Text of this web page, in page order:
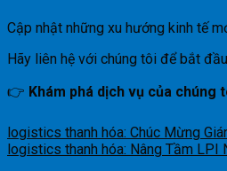
Cập nhật những xu hướng kinh tế
Hãy liên hệ với chúng tôi để bắt
👉 Khám phá dịch vụ của chúng
logistics thanh hóa: Chúc Mừng
logistics thanh hóa: Nâng Tầm LPI